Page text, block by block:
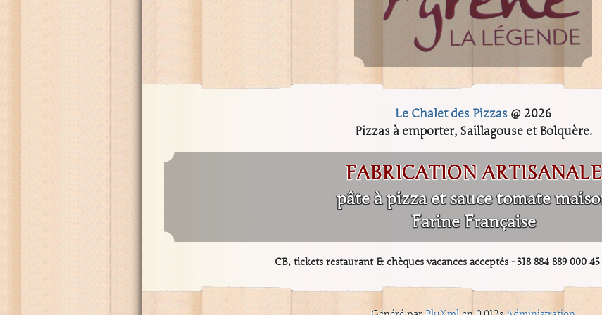
Le Chalet des Pizzas @ 2026
Pizzas à emporter, Saillagouse et Bolquère.
FABRICATION ARTISANALE
pâte à pizza et sauce tomate
Farine Française
CB, tickets restaurant & chèques vacances acceptés - 318 884 889 000